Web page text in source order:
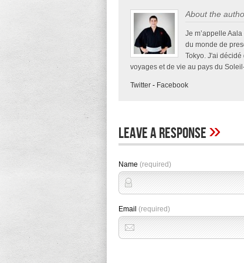
About the
Je m’appelle
du monde de
Tokyo. J'ai
voyages et de vie au pays du
Twitter - Facebook
Leave A Response»
Name (required)
Email (required)